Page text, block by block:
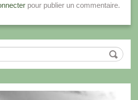
pour publier un commentaire.